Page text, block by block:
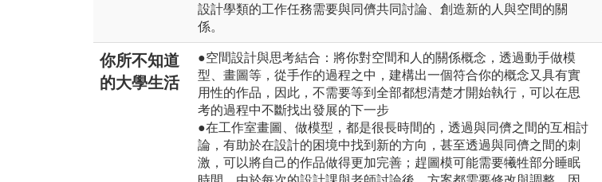
設計學類的工作任務需要與同儕共同討論、創造新的人與空間的關
係。
你所不知道
的大學生活
●空間設計與思考結合：將你對空間和人的關係概念，透過動手做模
型、畫圖等，從手作的過程之中，建構出一個符合你的概念又具有實
用性的作品，因此，不需要等到全部都想清楚才開始執行，可以在思
考的過程中不斷找出發展的下一步
●在工作室畫圖、做模型，都是很長時間的，透過與同儕之間的互相討
論，有助於在設計的困境中找到新的方向，甚至透過與同儕之間的刺
激，可以將自己的作品做得更加完善；趕圖模可能需要犧牲部分睡眠